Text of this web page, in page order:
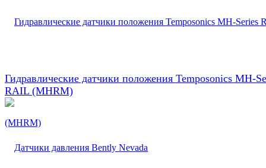
Гидравлические датчики положения Temposonics MH-
RAIL (MHRM)